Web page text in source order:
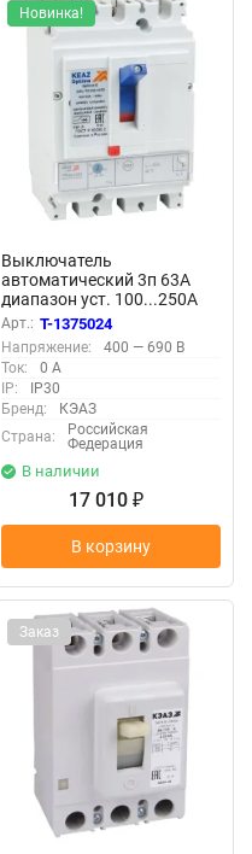
Новинка!
Выключатель
автоматический 3п 63А
диапазон уст. 100...250А
40кА OptiMat D250N-
TM063-УХЛ3 КЭАЗ 291428
Арт.: T-1375024
Напряжение:
400 — 690 В
Ток:
0 А
IP:
IP30
Бренд:
КЭАЗ
Страна:
Российская
Федерация
В наличии
17 010 ₽
В корзину
Заказ